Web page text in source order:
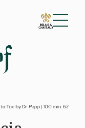
Toe by Dr. Papp | 100 min. 62